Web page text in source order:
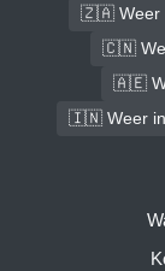
🇿🇦 Weer
🇨🇳
🇦🇪
🇮🇳 Weer in